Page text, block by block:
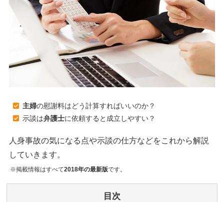
主婦の慰謝料はどう計算すればいいのか？
示談は弁護士に依頼すると成立しやすい？
人身事故の気になる点や示談の仕方などをこれから解説
していきます。
※掲載情報はすべて2018年の最新版です。
目次